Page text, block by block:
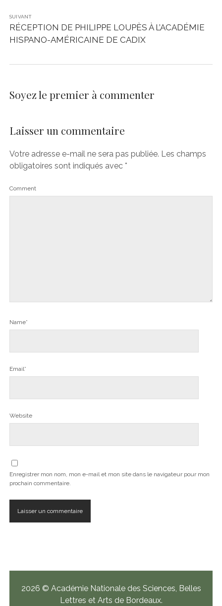
SUIVANT
RÉCEPTION DE PHILIPPE LOUPÈS À L’ACADÉMIE
HISPANO-AMÉRICAINE DE CADIX
Soyez le premier à commenter
Laisser un commentaire
Votre adresse e-mail ne sera pas publiée. Les champs
obligatoires sont indiqués avec *
Comment
Name*
Email*
Website
Enregistrer mon nom, mon e-mail et mon site dans le navigateur pour mon
prochain commentaire.
2026 © Académie Nationale des Sciences, Belles
Lettres et Arts de Bordeaux.